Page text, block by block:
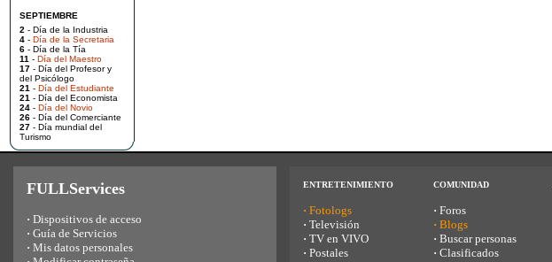
SEPTIEMBRE
2 - Día de la Industria
4 - Día de la Secretaria
6 - Día de la Tía
11 - Día del Maestro
17 - Día del Profesor y
del Psicólogo
21 - Día del Estudiante
21 - Día del Economista
24 - Día del Novio
26 - Día del Comerciante
27 - Día mundial del
Turismo
FULLServices
· Dispositivos de acceso
· Guía de Servicios
· Mis datos personales
ENTRETENIMIENTO
· Fotologs
· Televisión
· TV en VIVO
· Postales
COMUNIDAD
· Foros
· Blogs
· Buscar personas
· Clasificados